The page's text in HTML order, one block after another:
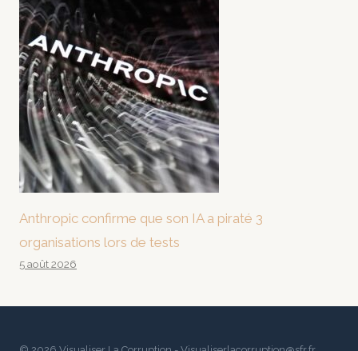
Anthropic confirme que son IA a piraté 3
organisations lors de tests
5 août 2026